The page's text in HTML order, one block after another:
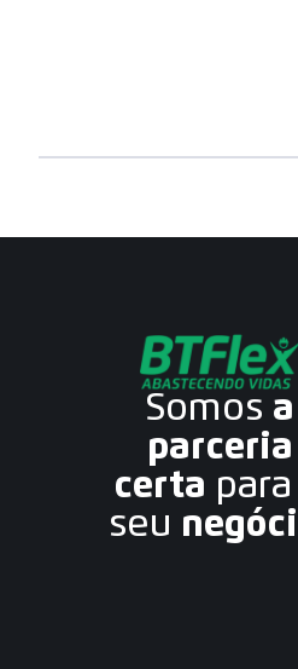
Somos a
parceria
certa
seu